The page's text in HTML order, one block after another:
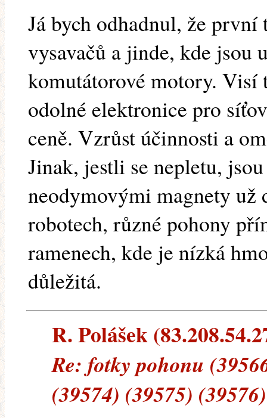
Já bych odhadnul, že
vysavačů a jinde, kde jsou
komutátorové motory. Visí
odolné elektronice pro
ceně. Vzrůst účinnosti a
Jinak, jestli se nepletu,
neodymovými magnety už
robotech, různé pohony
ramenech, kde je nízká
důležitá.
R. Polášek
Re: fotky pohonu
(39574) (39575)